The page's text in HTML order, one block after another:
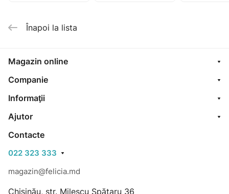
Înapoi la lista
Magazin online
Companie
Informaţii
Ajutor
Contacte
022 323 333
magazin@felicia.md
Chișinău, str. Milescu Spătaru 36